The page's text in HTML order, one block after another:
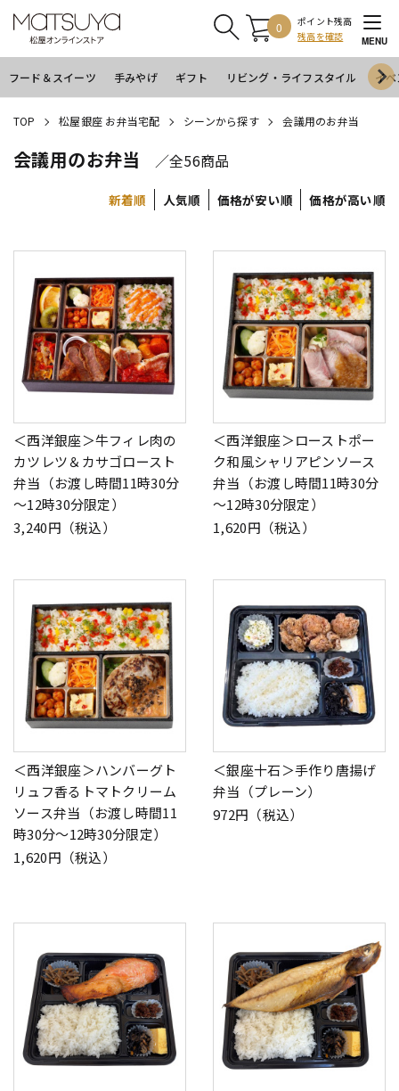
0
ポイント残高
残高を確認
MENU
フード＆スイーツ 手みやげ ギフト リビング・ライフスタイル イ
TOP 松屋銀座 お弁当宅配 シーンから探す 会議用のお弁当
会議用のお弁当 ／全56商品
新着順 人気順 価格が安い順 価格が高い順
＜西洋銀座＞牛フィレ肉の
カツレツ＆カサゴロースト
弁当（お渡し時間11時30分
～12時30分限定）
3,240円（税込）
＜西洋銀座＞ローストポー
ク和風シャリアピンソース
弁当（お渡し時間11時30分
～12時30分限定）
1,620円（税込）
＜西洋銀座＞ハンバーグト
リュフ香るトマトクリーム
ソース弁当（お渡し時間11
時30分～12時30分限定）
1,620円（税込）
＜銀座十石＞手作り唐揚げ
弁当（プレーン）
972円（税込）